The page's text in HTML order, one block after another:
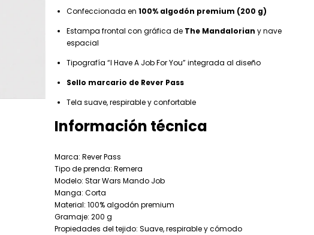
Confeccionada en 100% algodón premium (200 g)
Estampa frontal con gráfica de The Mandalorian y nave
espacial
Tipografía “I Have A Job For You” integrada al diseño
Sello marcario de Rever Pass
Tela suave, respirable y confortable
Información técnica
Marca: Rever Pass
Tipo de prenda: Remera
Modelo: Star Wars Mando Job
Manga: Corta
Material: 100% algodón premium
Gramaje: 200 g
Propiedades del tejido: Suave, respirable y cómodo